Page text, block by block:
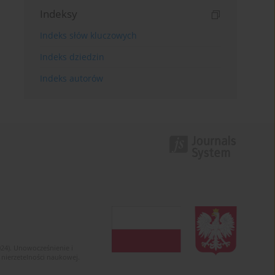
Indeksy
Indeks słów kluczowych
Indeks dziedzin
Indeks autorów